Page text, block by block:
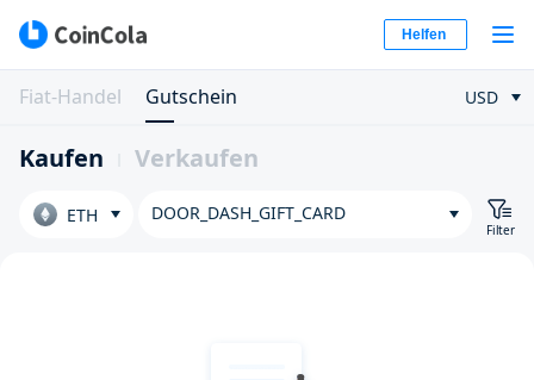
Helfen
Fiat-Handel Gutschein USD
Kaufen Verkaufen
ETH DOOR_DASH_GIFT_CARD
Filter